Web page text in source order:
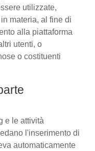
utilizzate,
materia, al fine di
alla piattaforma
utenti, o
o costituenti
e le attività
l'inserimento di
automaticamente